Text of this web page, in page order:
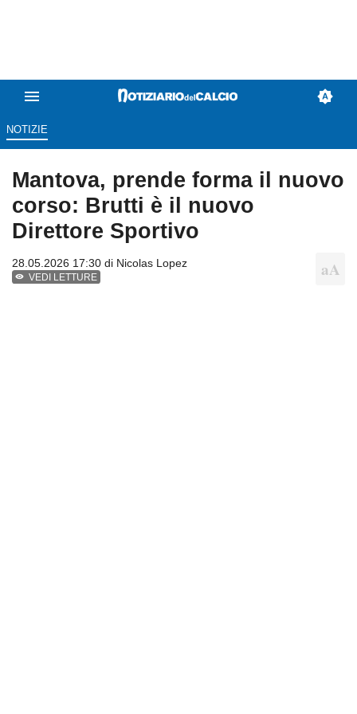
NOTIZIE
Mantova, prende forma il nuovo
corso: Brutti è il nuovo
Direttore Sportivo
28.05.2026 17:30 di Nicolas Lopez
VEDI LETTURE